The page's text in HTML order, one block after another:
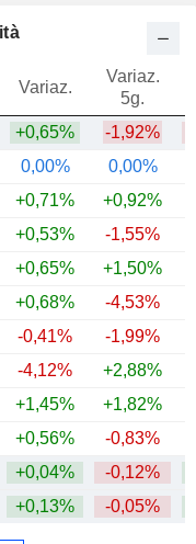
Variaz.
Variaz.
5g.
+0,65% -1,92%
0,00% 0,00%
+0,71% +0,92%
+0,53% -1,55%
+0,65% +1,50%
+0,68% -4,53%
-0,41% -1,99%
-4,12% +2,88%
+1,45% +1,82%
+0,56% -0,83%
+0,04% -0,12%
+0,13% -0,05%